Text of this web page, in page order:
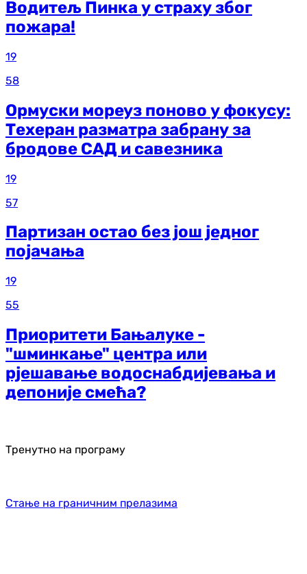
Водитељ Пинка у страху због
пожара!
19
58
Ормуски мореуз поново у фокусу:
Техеран разматра забрану за
бродове САД и савезника
19
57
Партизан остао без још једног
појачања
19
55
Приоритети Бањалуке -
"шминкање" центра или
рјешавање водоснабдијевања и
депоније смећа?
Тренутно на програму
Стање на граничним прелазима